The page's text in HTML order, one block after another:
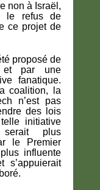
non à Israël,
le refus de
ce projet de
proposé de
et par une
fanatique.
coalition, la
n’est pas
des lois
initiative
plus
le Premier
influente
s’appuierait